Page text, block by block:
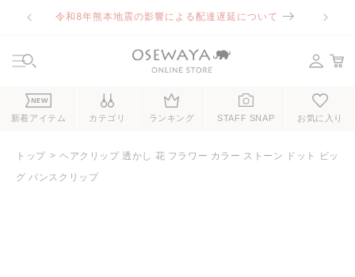
ンツに令和8年熊本地震の影響による配達遅延について
NEW
新着アイテム カテゴリ ランキング STAFF SNAP お気に入り
トップ
ヘアクリップ 透かし 花 フラワー カラー ストーン ドット ビッ
グ バンスクリップ